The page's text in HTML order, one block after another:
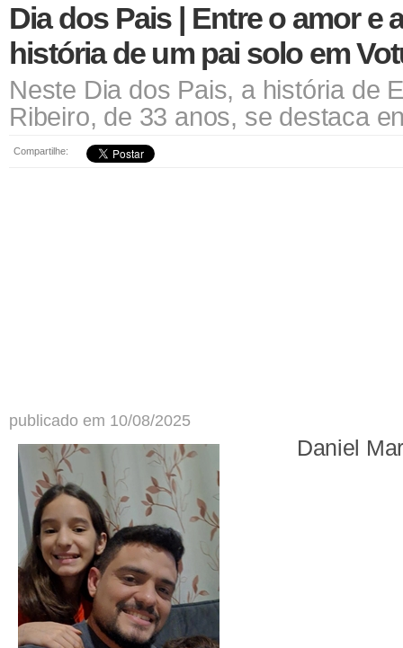
Dia dos Pais | Entre o amor e
história de um pai solo em
Neste Dia dos Pais, a história de
Ribeiro, de 33 anos, se destaca
Compartilhe:
publicado em 10/08/2025
Daniel